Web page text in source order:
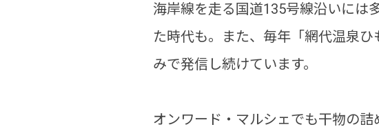
海岸線を走る国道135号線沿いには
た時代も。また、毎年「網代温泉
みで発信し続けています。
オンワード・マルシェでも干物の